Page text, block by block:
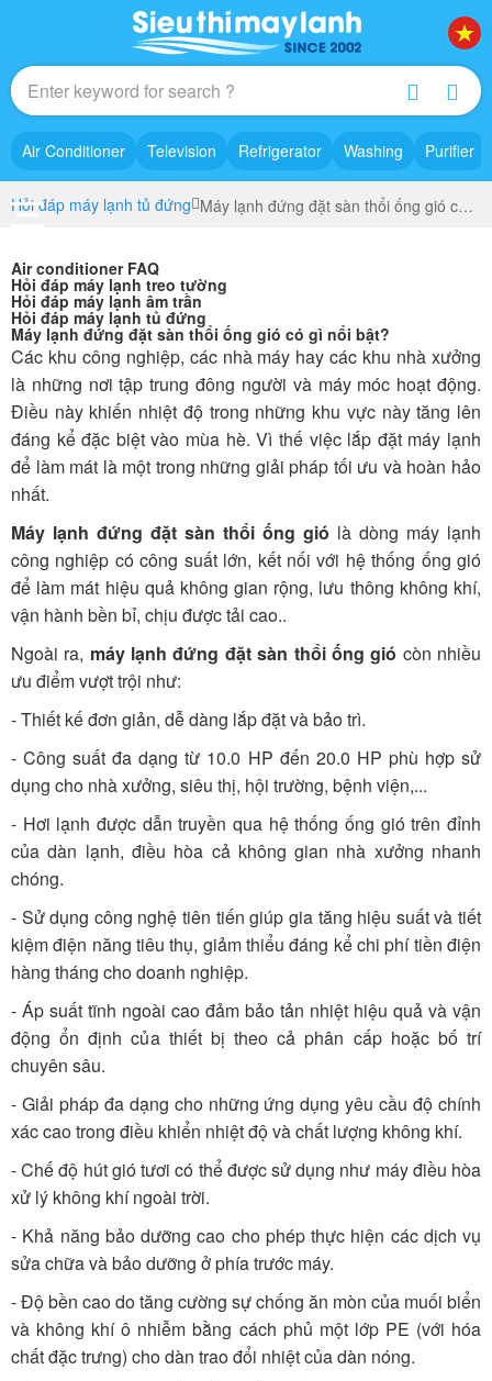
Air Conditioner Television Refrigerator Washing Purifier
Hỏi đáp máy lạnh tủ đứng Máy lạnh đứng đặt sàn thổi ống gió có gì nổi bật?
Air conditioner FAQ
Hỏi đáp máy lạnh treo tường
Hỏi đáp máy lạnh âm trần
Hỏi đáp máy lạnh tủ đứng
Máy lạnh đứng đặt sàn thổi ống gió có gì nổi bật?
Các khu công nghiệp, các nhà máy hay các khu nhà xưởng
là những nơi tập trung đông người và máy móc hoạt động.
Điều này khiến nhiệt độ trong những khu vực này tăng lên
đáng kể đặc biệt vào mùa hè. Vì thế việc lắp đặt máy lạnh
để làm mát là một trong những giải pháp tối ưu và hoàn hảo
nhất.
Máy lạnh đứng đặt sàn thổi ống gió là dòng máy lạnh
công nghiệp có công suất lớn, kết nối với hệ thống ống gió
để làm mát hiệu quả không gian rộng, lưu thông không khí,
vận hành bền bỉ, chịu được tải cao..
Ngoài ra, máy lạnh đứng đặt sàn thổi ống gió còn nhiều
ưu điểm vượt trội như:
- Thiết kế đơn giản, dễ dàng lắp đặt và bảo trì.
- Công suất đa dạng từ 10.0 HP đến 20.0 HP phù hợp sử
dụng cho nhà xưởng, siêu thị, hội trường, bệnh viện,...
- Hơi lạnh được dẫn truyền qua hệ thống ống gió trên đỉnh
của dàn lạnh, điều hòa cả không gian nhà xưởng nhanh
chóng.
- Sử dụng công nghệ tiên tiến giúp gia tăng hiệu suất và tiết
kiệm điện năng tiêu thụ, giảm thiểu đáng kể chi phí tiền điện
hàng tháng cho doanh nghiệp.
- Áp suất tĩnh ngoài cao đảm bảo tản nhiệt hiệu quả và vận
động ổn định của thiết bị theo cả phân cấp hoặc bố trí
chuyên sâu.
- Giải pháp đa dạng cho những ứng dụng yêu cầu độ chính
xác cao trong điều khiển nhiệt độ và chất lượng không khí.
- Chế độ hút gió tươi có thể được sử dụng như máy điều hòa
xử lý không khí ngoài trời.
- Khả năng bảo dưỡng cao cho phép thực hiện các dịch vụ
sửa chữa và bảo dưỡng ở phía trước máy.
- Độ bền cao do tăng cường sự chống ăn mòn của muối biển
và không khí ô nhiễm bằng cách phủ một lớp PE (với hóa
chất đặc trưng) cho dàn trao đổi nhiệt của dàn nóng.